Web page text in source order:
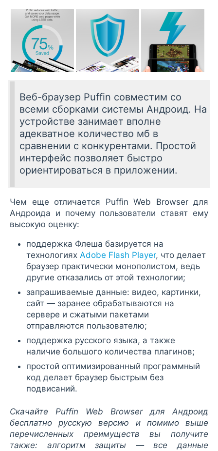
Веб-браузер Puffin совместим со
всеми сборками системы Андроид. На
устройстве занимает вполне
адекватное количество мб в
сравнении с конкурентами. Простой
интерфейс позволяет быстро
ориентироваться в приложении.
Чем еще отличается Puffin Web Browser для
Андроида и почему пользователи ставят ему
высокую оценку:
поддержка Флеша базируется на
технологиях Adobe Flash Player, что делает
браузер практически монополистом, ведь
другие отказались от этой технологии;
запрашиваемые данные: видео, картинки,
сайт — заранее обрабатываются на
сервере и сжатыми пакетами
отправляются пользователю;
поддержка русского языка, а также
наличие большого количества плагинов;
простой оптимизированный программный
код делает браузер быстрым без
подвисаний.
Скачайте Puffin Web Browser для Андроид
бесплатно русскую версию и помимо выше
перечисленных преимуществ вы получите
также: алгоритм защиты — все данные